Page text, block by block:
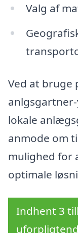
Valg af
Ved at bruge
lokale
anmode om
mulighed for
optimale
Indhent 3